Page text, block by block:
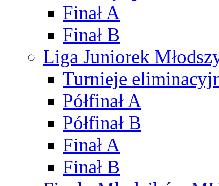
Finał A
Finał B
Liga Juniorek
Turnieje
Półfinał A
Półfinał B
Finał A
Finał B